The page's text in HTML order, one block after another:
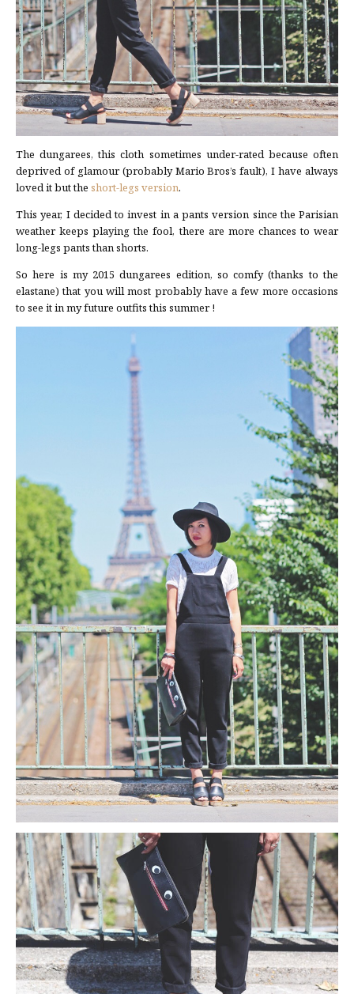
The dungarees, this cloth sometimes under-rated because often
deprived of glamour (probably Mario Bros’s fault), I have always
loved it but the short-legs version.
This year, I decided to invest in a pants version since the Parisian
weather keeps playing the fool, there are more chances to wear
long-legs pants than shorts.
So here is my 2015 dungarees edition, so comfy (thanks to the
elastane) that you will most probably have a few more occasions
to see it in my future outfits this summer !